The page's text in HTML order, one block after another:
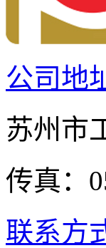
公司地
苏州市
传真：
联系方